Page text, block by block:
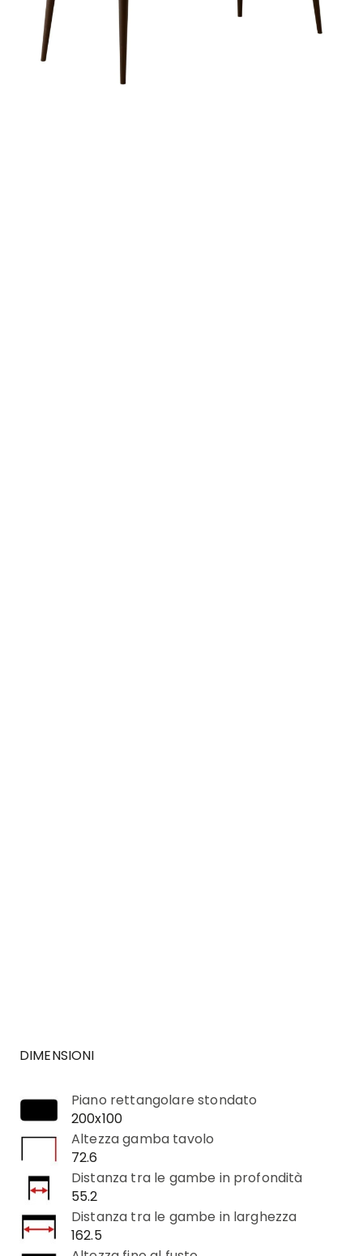
DIMENSIONI
Piano rettangolare stondato
200x100
Altezza gamba tavolo
72.6
Distanza tra le gambe in profondità
55.2
Distanza tra le gambe in larghezza
162.5